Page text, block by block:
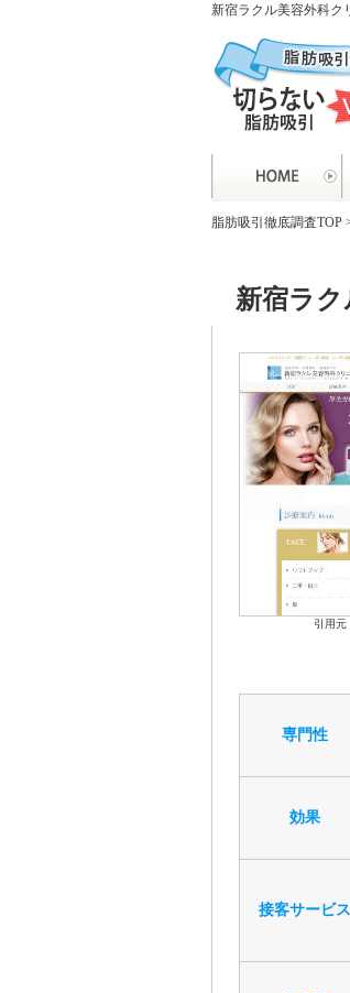
新宿ラクル美容外科ク
脂肪吸引徹底調査TOP
新宿ラ
引用元
専門性
効果
接客サービス